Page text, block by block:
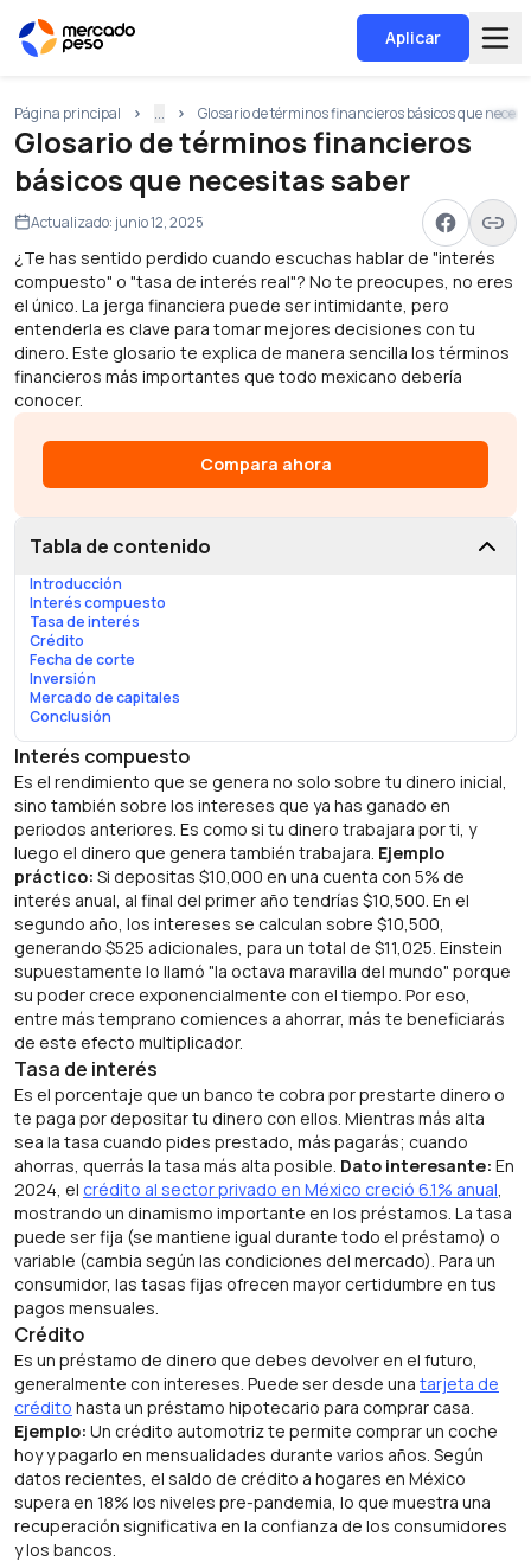
Aplicar
Página principal ... Glosario de términos financieros básicos que
Glosario de términos financieros
básicos que necesitas saber
Actualizado: junio 12, 2025
¿Te has sentido perdido cuando escuchas hablar de "interés
compuesto" o "tasa de interés real"? No te preocupes, no eres
el único. La jerga financiera puede ser intimidante, pero
entenderla es clave para tomar mejores decisiones con tu
dinero. Este glosario te explica de manera sencilla los términos
financieros más importantes que todo mexicano debería
conocer.
Compara ahora
Tabla de contenido
Introducción
Interés compuesto
Tasa de interés
Crédito
Fecha de corte
Inversión
Mercado de capitales
Conclusión
Interés compuesto
Es el rendimiento que se genera no solo sobre tu dinero inicial,
sino también sobre los intereses que ya has ganado en
periodos anteriores. Es como si tu dinero trabajara por ti, y
luego el dinero que genera también trabajara. Ejemplo
práctico: Si depositas $10,000 en una cuenta con 5% de
interés anual, al final del primer año tendrías $10,500. En el
segundo año, los intereses se calculan sobre $10,500,
generando $525 adicionales, para un total de $11,025. Einstein
supuestamente lo llamó "la octava maravilla del mundo" porque
su poder crece exponencialmente con el tiempo. Por eso,
entre más temprano comiences a ahorrar, más te beneficiarás
de este efecto multiplicador.
Tasa de interés
Es el porcentaje que un banco te cobra por prestarte dinero o
te paga por depositar tu dinero con ellos. Mientras más alta
sea la tasa cuando pides prestado, más pagarás; cuando
ahorras, querrás la tasa más alta posible. Dato interesante: En
2024, el crédito al sector privado en México creció 6.1% anual,
mostrando un dinamismo importante en los préstamos. La tasa
puede ser fija (se mantiene igual durante todo el préstamo) o
variable (cambia según las condiciones del mercado). Para un
consumidor, las tasas fijas ofrecen mayor certidumbre en tus
pagos mensuales.
Crédito
Es un préstamo de dinero que debes devolver en el futuro,
generalmente con intereses. Puede ser desde una tarjeta de
crédito hasta un préstamo hipotecario para comprar casa.
Ejemplo: Un crédito automotriz te permite comprar un coche
hoy y pagarlo en mensualidades durante varios años. Según
datos recientes, el saldo de crédito a hogares en México
supera en 18% los niveles pre-pandemia, lo que muestra una
recuperación significativa en la confianza de los consumidores
y los bancos.